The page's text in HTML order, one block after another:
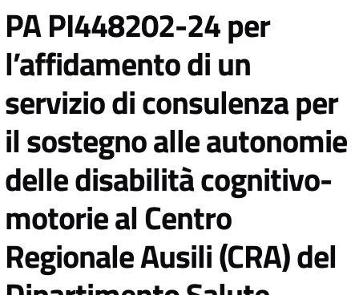
PA PI448202-24 per
l’affidamento di un
servizio di consulenza per
il sostegno alle autonomie
delle disabilità cognitivo-
motorie al Centro
Regionale Ausili (CRA) del